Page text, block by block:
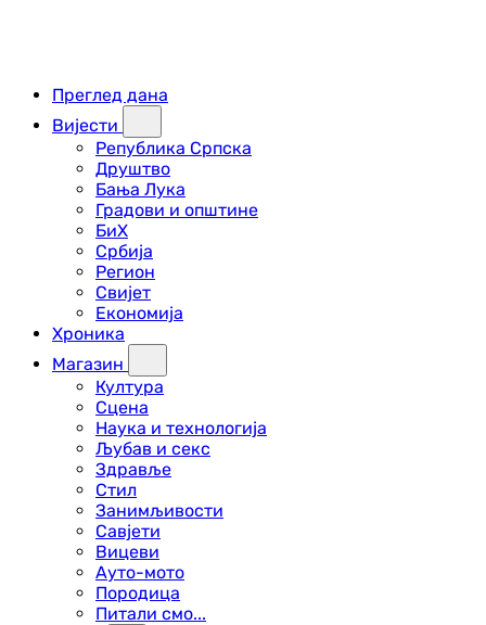
Преглед дана
Вијести
Република Српска
Друштво
Бања Лука
Градови и општине
БиХ
Србија
Регион
Свијет
Економија
Хроника
Магазин
Култура
Сцена
Наука и технологија
Љубав и секс
Здравље
Стил
Занимљивости
Савјети
Вицеви
Ауто-мото
Породица
Питали смо...